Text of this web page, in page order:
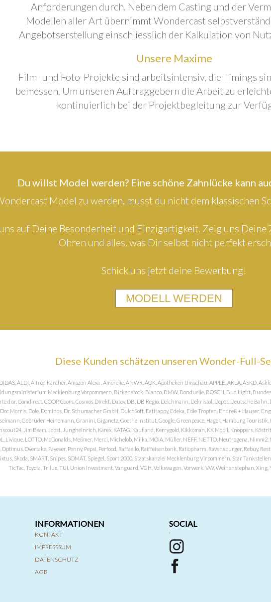
Anforderungen durch. Neben dem Casting und der
Modellen aller Art übernimmt Wondercast
Angebotserstellung einschliesslich der Kalkulation von
Unsere Maxime
Film- und Foto-Projekte sind arbeitsintensiv, die Timings
bemessen. Um unseren Auftraggebern die Arbeit zu
kontinuierlich bei der Projektbegleitung zur
Du willst Model werden? Eine schöne Zahnlücke kann
Model zu werden, musst du nicht dem klassischen
auf Deine Besonderheit und Einzigartigkeit. Zeig uns Deine
Ohren und alles, was Dir selbst nicht perfekt
Schick uns jetzt deine Bewerbung!
MODELL WERDEN
Diese Kunden schätzen unseren Wonder-Full-
ALDI, Alfred Kärcher, Amazon Alexa , Amorelie, ANWR, AOK, Apotheken Umschau, APPLE, ARLA, ASKD,
Mecklenburg Vorpommern, Birkenstock, Blanco, BMW, Bonduelle, BOSCH, Bud Light,
d or, Comdirect, COOP, Coors, Cosmos DIrekt, Datev, DB, DB Regio, Deichmann, Dekristol, Depot, Deutsche
Morris, Dole, Dominos, Dr. Schumacher GmbH, DulcoSoft, EatHappy, Edeka, Edle Tropfen, Endreß + Hauser,
Gebrüder Heinemann, Granini, Giganetz, Goethe Institut, Google, Greenpeace, Hager, Hamburg Touristik,
Jim Beam, Jobst, Jungheinrich, Karex, KATAG, Kaufland, Kerrygold, Kikkoman, KK Mobil, Knoppers,
Livique, LOTTO, McDonalds, Meßmer, Merci, Michelob, Milka, MOIA, Müller, NEFF, NETTO, Neutrogena,
Overtake, Payever, Penny, Pepsi, Perfood, Raffaello, Raiffeisenbank, Ratiopharm, Ravensburger, Rebuy,
Skoda, SMART, Snipes, SOMAT, Spiegel, Sport 2000, Staatskanzlei Mecklenburg Virpommern, Star
TicTac, Toyota, Trilux, TUI, Union Investment, Vanguard, VGH, Volkswagen, Vorwerk, VW, Weihenstephan, Xing,
INFORMATIONEN
KONTAKT
IMPRESSSUM
DATENSCHUTZ
AGB
SOCIAL
'